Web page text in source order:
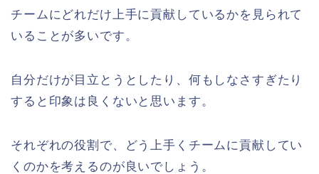
チームにどれだけ上手に貢献しているかを見られて
いることが多いです。
自分だけが目立とうとしたり、何もしなさすぎたり
すると印象は良くないと思います。
それぞれの役割で、どう上手くチームに貢献してい
くのかを考えるのが良いでしょう。